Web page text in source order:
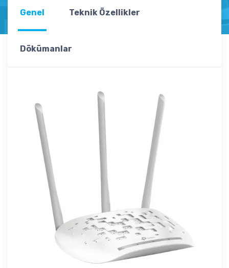
Genel Teknik Özellikler
Dökümanlar